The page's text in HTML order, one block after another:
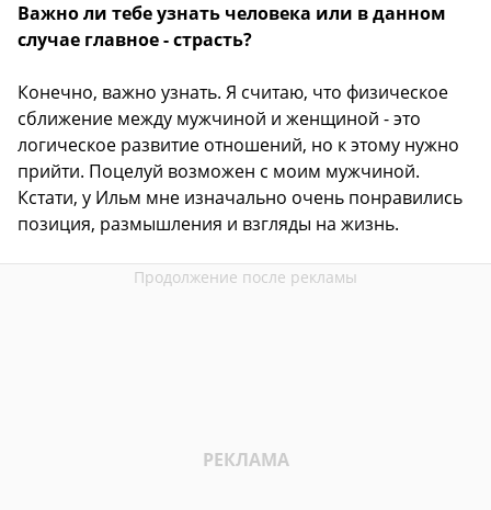
Важно ли тебе узнать человека или в данном
случае главное - страсть?
Конечно, важно узнать. Я считаю, что физическое
сближение между мужчиной и женщиной - это
логическое развитие отношений, но к этому нужно
прийти. Поцелуй возможен с моим мужчиной.
Кстати, у Ильм мне изначально очень понравились
позиция, размышления и взгляды на жизнь.